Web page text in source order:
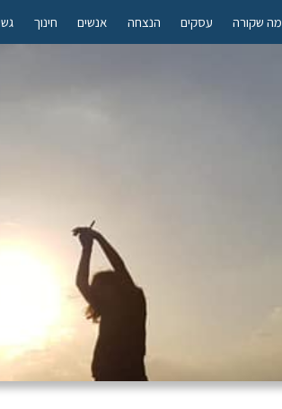
מה שקורה עסקים הנצחה אנשים חינוך